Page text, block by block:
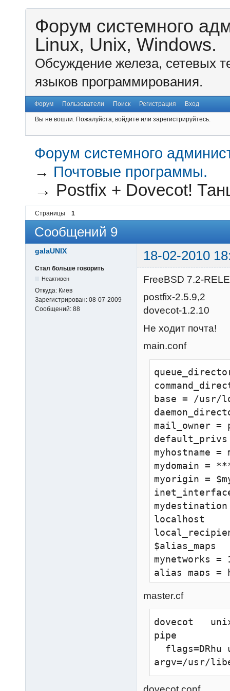
Форум системного
Linux, Unix, Windows.
Обсуждение железа, сетевых
языков программирования.
Форум Пользователи Поиск Регистрация Вход
Вы не вошли. Пожалуйста, войдите или зарегистрируйтесь.
Форум системного
→ Почтовые программы.
→ Postfix + Dovecot!
Страницы 1
Сообщений 9
galaUNIX 18-02-2010
Стал больше говорить
Неактивен
Откуда: Киев
Зарегистрирован: 08-07-2009
Сообщений: 88
FreeBSD 7.2-
postfix-2.5.9,2
dovecot-1.2.10
Не ходит почта!
main.conf
base = /usr/
mail_owner
default_privs
myhostname
mydomain =
myorigin =
mydestination
localhost
$alias_maps
mynetworks
alias_maps
relayhost =
# SASL
master.cf
dovecot
pipe
argv=/usr/